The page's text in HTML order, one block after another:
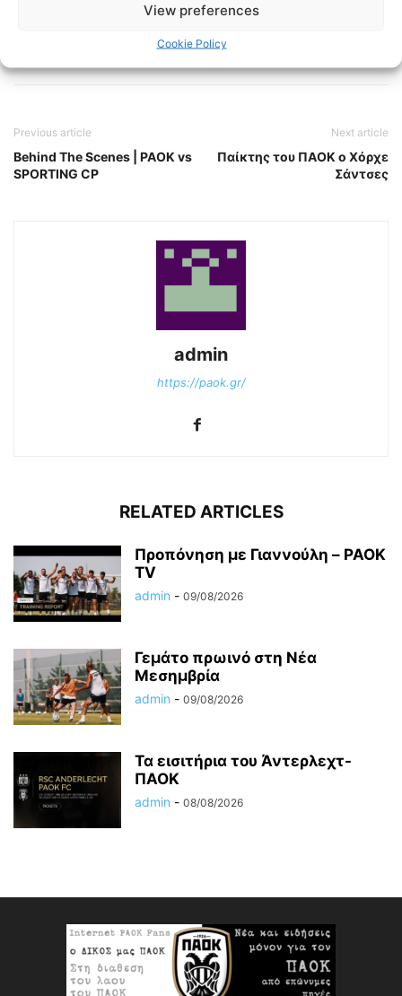
View preferences
Cookie Policy
Previous article
Behind The Scenes | PAOK vs
SPORTING CP
Next article
Παίκτης του ΠΑΟΚ ο Χόρχε
Σάντσες
admin
https://paok.gr/
RELATED ARTICLES
Προπόνηση με Γιαννούλη – PAOK
TV
admin - 09/08/2026
Γεμάτο πρωινό στη Νέα
Μεσημβρία
admin - 09/08/2026
Τα εισιτήρια του Άντερλεχτ-
ΠΑΟΚ
admin - 08/08/2026